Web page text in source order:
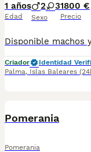
1 años
Edad
2 3
Sexo
1800 €
Precio
Criador
Identidad
Palma, Islas Baleares
Pomerania
Pomerania